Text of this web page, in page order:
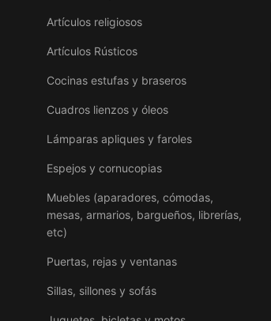
Artículos religiosos
Artículos Rústicos
Cocinas estufas y braseros
Cuadros lienzos y óleos
Lámparas apliques y faroles
Espejos y cornucopias
Muebles (aparadores, cómodas,
mesas, armarios, bargueños, librerías,
etc)
Puertas, rejas y ventanas
Sillas, sillones y sofás